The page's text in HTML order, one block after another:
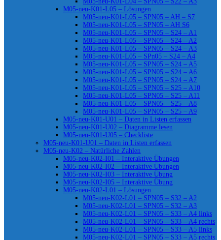
M05-neu-K01-L05 – Lösungen
M05-neu-K01-L05 – SPN05 – AH – S7
M05-neu-K01-L05 – SPN05 – AH S6
M05-neu-K01-L05 – SPN05 – S24 – A1
M05-neu-K01-L05 – SPN05 – S24 – A2
M05-neu-K01-L05 – SPN05 – S24 – A3
M05-neu-K01-L05 – SPn05 – S24 – A4
M05-neu-K01-L05 – SPN05 – S24 – A5
M05-neu-K01-L05 – SPN05 – S24 – A6
M05-neu-K01-L05 – SPN05 – S24 – A7
M05-neu-K01-L05 – SPN05 – S25 – A10
M05-neu-K01-L05 – SPN05 – S25 – A11
M05-neu-K01-L05 – SPN05 – S25 – A8
M05-neu-K01-L05 – SPN05 – S25 – A9
M05-neu-K01-U01 – Daten in Listen erfassen
M05-neu-K01-U02 – Diagramme lesen
M05-neu-K01-U05 – Checkliste
M05-neu-K01-U01 – Daten in Listen erfassen
M05-neu-K02 – Natürliche Zahlen
M05-neu-K02-I01 – Interaktive Übungen
M05-neu-K02-I02 – Interaktive Übungen
M05-neu-K02-I03 – Interaktive Übung
M05-neu-K02-I05 – Interaktive Übung
M05-neu-K02-L01 – Lösungen
M05-neu-K02-L01 – SPN05 – S32 – A2
M05-neu-K02-L01 – SPN05 – S32 – A3
M05-neu-K02-L01 – SPN05 – S33 – A4 links
M05-neu-K02-L01 – SPN05 – S33 – A4 rechts
M05-neu-K02-L01 – SPN05 – S33 – A5 links
M05-neu-K02-L01 – SPN05 – S33 – A5 rechts